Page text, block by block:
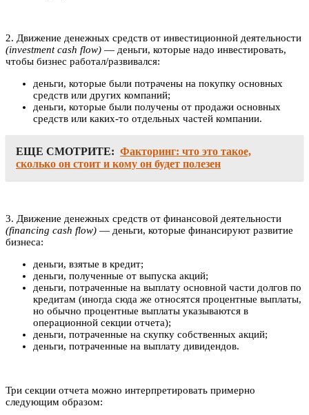
2. Движение денежных средств от инвестиционной деятельности
(investment cash flow) — деньги, которые надо инвестировать,
чтобы бизнес работал/развивался:
деньги, которые были потрачены на покупку основных
средств или других компаний;
деньги, которые были получены от продажи основных
средств или каких-то отдельных частей компании.
ЕЩЕ СМОТРИТЕ: Факторинг: что это такое,
сколько он стоит и кому он будет полезен
3. Движение денежных средств от финансовой деятельности
(financing cash flow) — деньги, которые финансируют развитие
бизнеса:
деньги, взятые в кредит;
деньги, полученные от выпуска акций;
деньги, потраченные на выплату основной части долгов по
кредитам (иногда сюда же относятся процентные выплаты,
но обычно процентные выплаты указываются в
операционной секции отчета);
деньги, потраченные на скупку собственных акций;
деньги, потраченные на выплату дивидендов.
Три секции отчета можно интерпретировать примерно
следующим образом: